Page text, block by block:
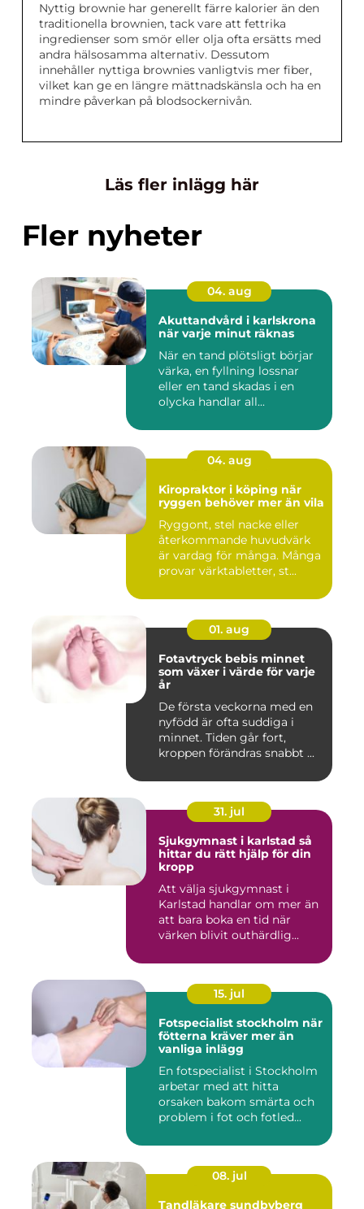
Nyttig brownie har generellt färre kalorier än den
traditionella brownien, tack vare att fettrika
ingredienser som smör eller olja ofta ersätts med
andra hälsosamma alternativ. Dessutom
innehåller nyttiga brownies vanligtvis mer fiber,
vilket kan ge en längre mättnadskänsla och ha en
mindre påverkan på blodsockernivån.
Läs fler inlägg här
Fler nyheter
04. aug
Akuttandvård i karlskrona
när varje minut räknas
När en tand plötsligt börjar
värka, en fyllning lossnar
eller en tand skadas i en
olycka handlar all...
04. aug
Kiropraktor i köping när
ryggen behöver mer än vila
Ryggont, stel nacke eller
återkommande huvudvärk
är vardag för många. Många
provar värktabletter, st...
01. aug
Fotavtryck bebis minnet
som växer i värde för varje
år
De första veckorna med en
nyfödd är ofta suddiga i
minnet. Tiden går fort,
kroppen förändras snabbt ...
31. jul
Sjukgymnast i karlstad så
hittar du rätt hjälp för din
kropp
Att välja sjukgymnast i
Karlstad handlar om mer än
att bara boka en tid när
värken blivit outhärdlig...
15. jul
Fotspecialist stockholm när
fötterna kräver mer än
vanliga inlägg
En fotspecialist i Stockholm
arbetar med att hitta
orsaken bakom smärta och
problem i fot och fotled...
08. jul
Tandläkare sundbyberg